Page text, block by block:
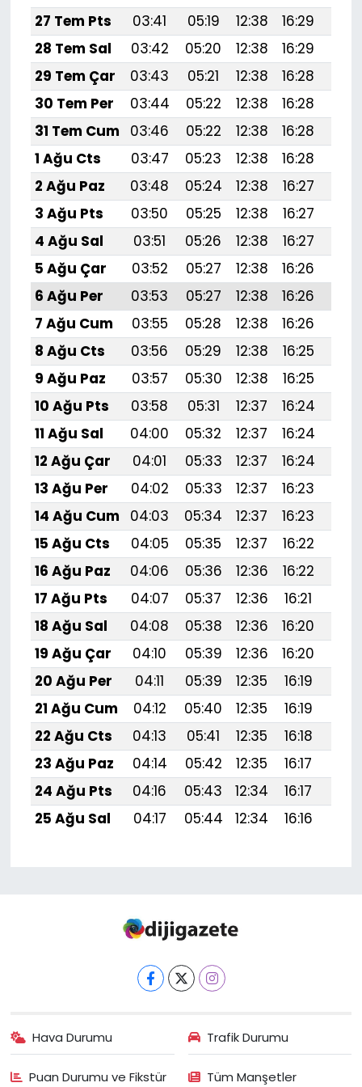
27 Tem Pts
03:41 05:19 12:38 16:29
28 Tem Sal
03:42 05:20 12:38 16:29
29 Tem Çar
03:43 05:21 12:38 16:28
30 Tem Per
03:44 05:22 12:38 16:28
31 Tem Cum
03:46 05:22 12:38 16:28
1 Ağu Cts
03:47 05:23 12:38 16:28
2 Ağu Paz
03:48 05:24 12:38 16:27
3 Ağu Pts
03:50 05:25 12:38 16:27
4 Ağu Sal
03:51 05:26 12:38 16:27
5 Ağu Çar
03:52 05:27 12:38 16:26
6 Ağu Per
03:53 05:27 12:38 16:26
7 Ağu Cum
03:55 05:28 12:38 16:26
8 Ağu Cts
03:56 05:29 12:38 16:25
9 Ağu Paz
03:57 05:30 12:38 16:25
10 Ağu Pts
03:58 05:31 12:37 16:24
11 Ağu Sal
04:00 05:32 12:37 16:24
12 Ağu Çar
04:01 05:33 12:37 16:24
13 Ağu Per
04:02 05:33 12:37 16:23
14 Ağu Cum
04:03 05:34 12:37 16:23
15 Ağu Cts
04:05 05:35 12:37 16:22
16 Ağu Paz
04:06 05:36 12:36 16:22
17 Ağu Pts
04:07 05:37 12:36 16:21
18 Ağu Sal
04:08 05:38 12:36 16:20
19 Ağu Çar
04:10 05:39 12:36 16:20
20 Ağu Per
04:11 05:39 12:35 16:19
21 Ağu Cum
04:12 05:40 12:35 16:19
22 Ağu Cts
04:13 05:41 12:35 16:18
23 Ağu Paz
04:14 05:42 12:35 16:17
24 Ağu Pts
04:16 05:43 12:34 16:17
25 Ağu Sal
04:17 05:44 12:34 16:16
Hava Durumu Trafik Durumu
Puan Durumu ve Fikstür Tüm Manşetler